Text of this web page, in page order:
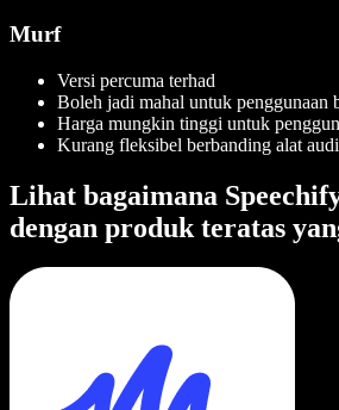
Murf
Versi percuma terhad
Boleh jadi mahal untuk penggunaan
Harga mungkin tinggi untuk
Kurang fleksibel berbanding alat
Lihat bagaimana
dengan produk teratas